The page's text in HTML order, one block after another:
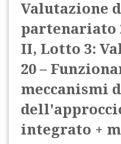
Valutazione
partenariato
II, Lotto 3:
20 –
meccanismi
integrato +